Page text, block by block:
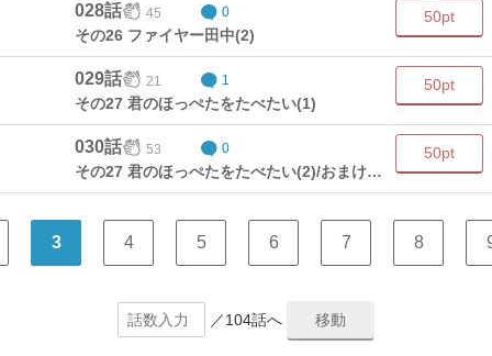
028話 45 0
その26 ファイヤー田中(2)
50pt
029話 21 1
その27 君のほっぺたをたべたい(1)
50pt
030話 53 0
その27 君のほっぺたをたべたい(2)/おまけマンガ
50pt
3 4 5 6 7 8
／104話へ